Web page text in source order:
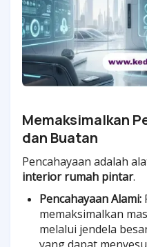
Memaksimalkan
dan Buatan
Pencahayaan adalah
interior rumah pintar.
Pencahayaan Alami:
memaksimalkan
melalui jendela